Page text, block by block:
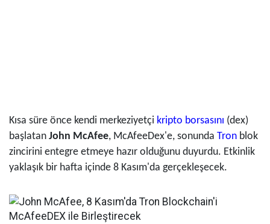
Kısa süre önce kendi merkeziyetçi kripto borsasını (dex)
başlatan John McAfee, McAfeeDex'e, sonunda Tron blok
zincirini entegre etmeye hazır olduğunu duyurdu. Etkinlik
yaklaşık bir hafta içinde 8 Kasım'da gerçekleşecek.